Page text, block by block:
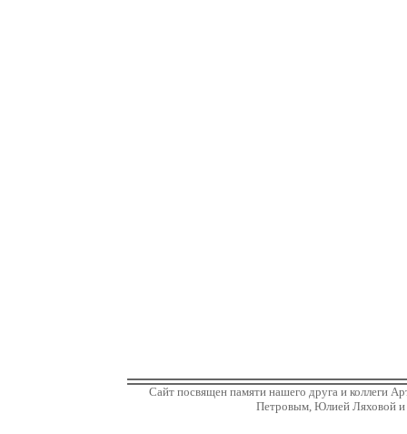
Сайт посвящен памяти нашего друга и коллеги
Петровым, Юлией Ляховой